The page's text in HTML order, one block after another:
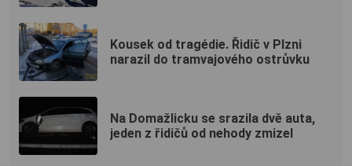
Kousek od tragédie. Řidič v Plzni
narazil do tramvajového ostrůvku
Na Domažlicku se srazila dvě auta,
jeden z řidičů od nehody zmizel